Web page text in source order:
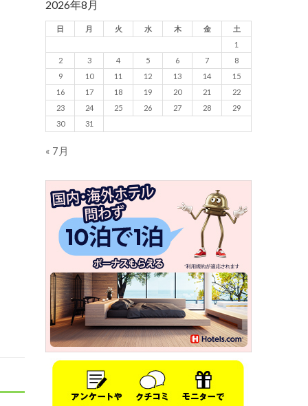
2026年8月
日 月 火 水 木 金
土
1
2
3 4 5 6 7
8
9
10 11 12 13 14
15
16
17 18 19 20 21
22
23
24 25 26 27 28
29
30
31
« 7月